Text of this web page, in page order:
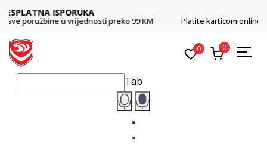
Platite karticom online i preuzmite u prodavnici po vašem izboru
0 0
Tab